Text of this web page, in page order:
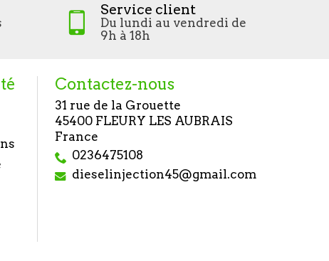
Service client
Du lundi au vendredi de
9h à 18h
Contactez-nous
31 rue de la Grouette
45400 FLEURY LES AUBRAIS
France
0236475108
dieselinjection45@gmail.com